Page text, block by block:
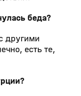
беда?
другими
есть те,